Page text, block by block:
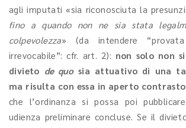
agli imputati «sia riconosciuta la
fino a quando non ne sia stata
colpevolezza» (da intendere
irrevocabile”: cfr. art. 2): non solo non
divieto de quosia attuativo di una
ma risulta con essa in aperto contrasto
che l’ordinanza si possa poi
udienza preliminare concluse. Se il